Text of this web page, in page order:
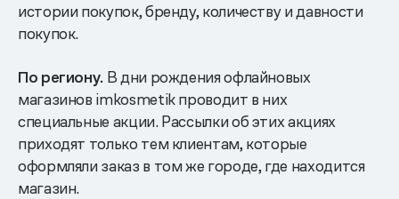
истории покупок, бренду, количеству и давности
покупок.
По региону. В дни рождения офлайновых
магазинов imkosmetik проводит в них
специальные акции. Рассылки об этих акциях
приходят только тем клиентам, которые
оформляли заказ в том же городе, где находится
магазин.